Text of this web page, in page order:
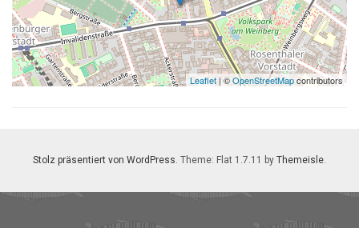
Leaflet | ©OpenStreetMapcontributors
Stolz präsentiert von WordPress. Theme: Flat 1.7.11 by Themeisle.